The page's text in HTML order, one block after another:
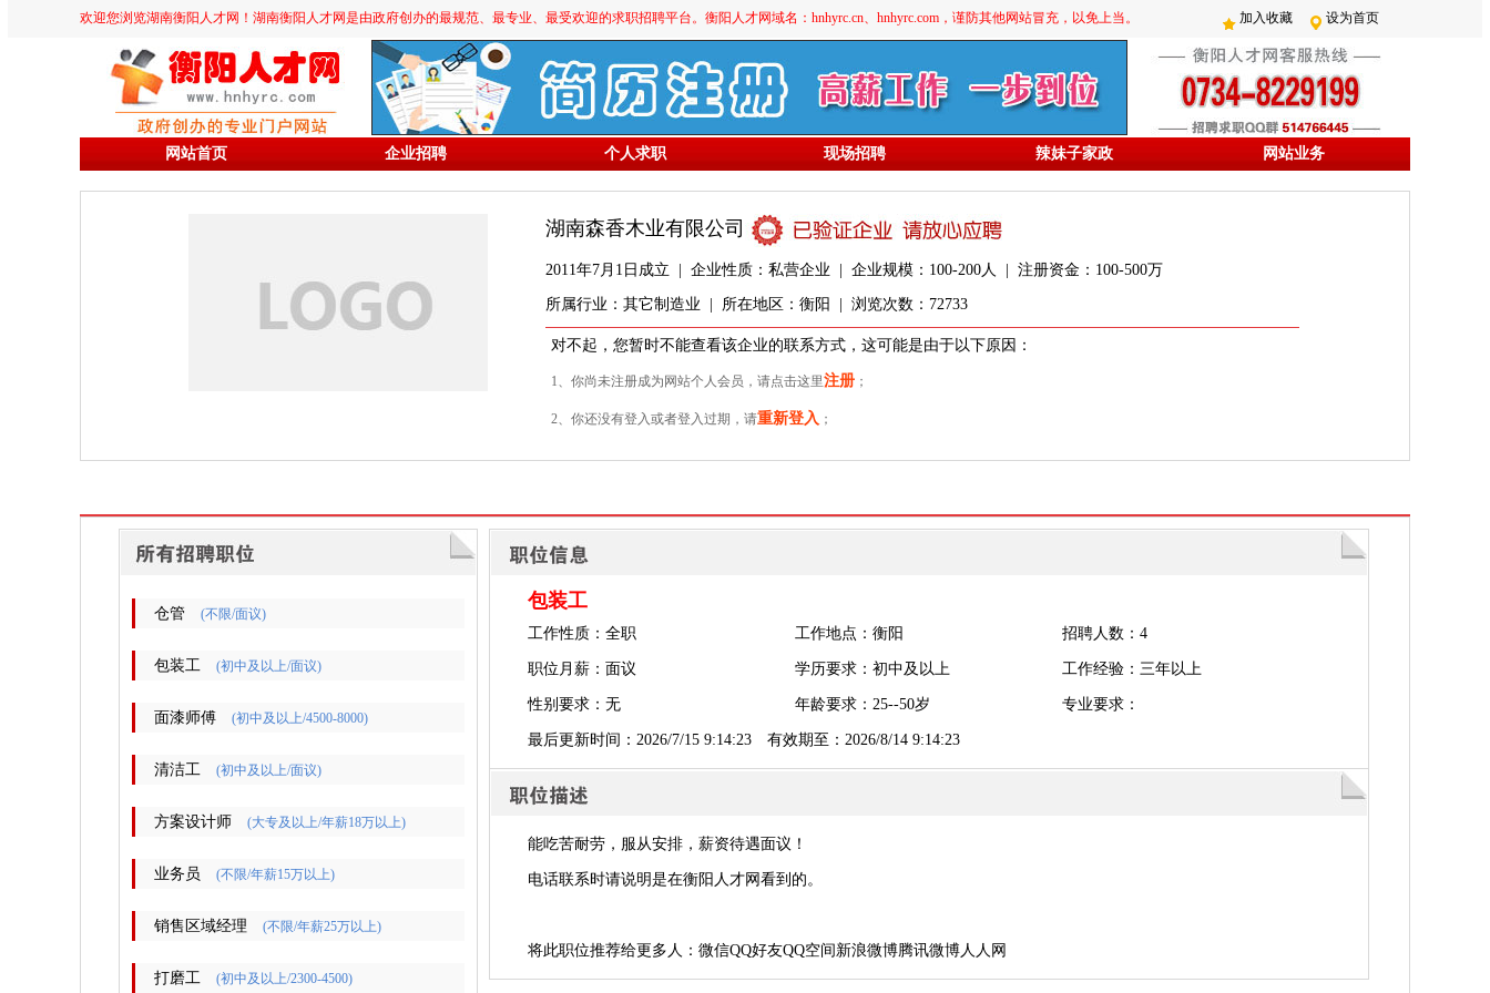
欢迎您浏览湖南衡阳人才网！湖南衡阳人才网是由政府创办的最规范、最专业、最受欢迎的求职招聘平台。衡阳人才网域名：hnhyrc.cn、hnhyrc.com，谨防其他网站冒充，以免上当。 加入收藏 设为首页
网站首页 企业招聘 个人求职 现场招聘 辣妹子家政 网站业务
湖南森香木业有限公司
2011年7月1日成立 | 企业性质：私营企业 | 企业规模：100-200人 | 注册资金：100-500万
所属行业：其它制造业 | 所在地区：衡阳 | 浏览次数：72733
对不起，您暂时不能查看该企业的联系方式，这可能是由于以下原因：
1、你尚未注册成为网站个人会员，请点击这里注册；
2、你还没有登入或者登入过期，请重新登入 ；
仓管 (不限/面议)
包装工 (初中及以上/面议)
面漆师傅 (初中及以上/4500-8000)
清洁工 (初中及以上/面议)
方案设计师 (大专及以上/年薪18万以上)
业务员 (不限/年薪15万以上)
​销售区域经理 (不限/年薪25万以上)
打磨工 (初中及以上/2300-4500)
包装工
工作性质：全职 工作地点：衡阳 招聘人数：4
职位月薪：面议 学历要求：初中及以上 工作经验：三年以上
性别要求：无 年龄要求：25--50岁 专业要求：
最后更新时间：2026/7/15 9:14:23 有效期至：2026/8/14 9:14:23
能吃苦耐劳，服从安排，薪资待遇面议！
电话联系时请说明是在衡阳人才网看到的。
将此职位推荐给更多人： 微信QQ好友QQ空间 新浪微博腾讯微博人人网